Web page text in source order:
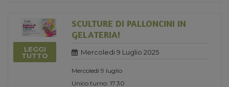
LEGGI
TUTTO
SCULTURE DI PALLONCINI IN
GELATERIA!
Mercoledi 9 Luglio 2025
Mercoledì 9 luglio
Unico turno: 17.30